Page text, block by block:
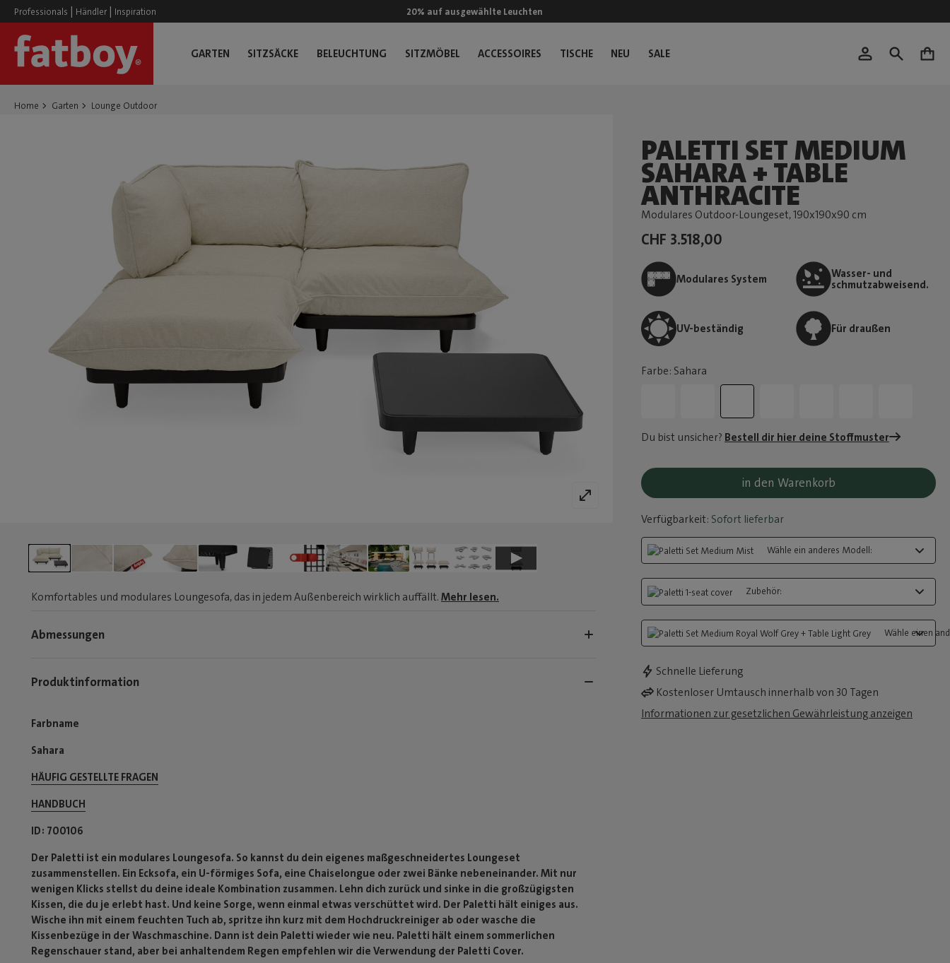
Professionals | Händler | Inspiration 20% auf ausgewählte Leuchten
GARTEN SITZSÄCKE BELEUCHTUNG SITZMÖBEL ACCESSOIRES TISCHE NEU SALE 0
Home Garten Lounge Outdoor
PALETTI SET MEDIUM
SAHARA + TABLE
ANTHRACITE
Modulares Outdoor-Loungeset, 190x190x90 cm
CHF 3.518,00
Modulares System
Wasser- und
schmutzabweisend.
UV-beständig Für draußen
Farbe: Sahara
Du bist unsicher? Bestell dir hier deine Stoffmuster
in den Warenkorb
Verfügbarkeit: Sofort lieferbar
Wähle ein anderes Modell:
Zubehör:
Wähle einen
Schnelle Lieferung
Kostenloser Umtausch innerhalb von 30 Tagen
Informationen zur gesetzlichen Gewährleistung anzeigen
Komfortables und modulares Loungesofa, das in jedem Außenbereich wirklich auffällt. Mehr lesen.
Abmessungen
Produktinformation
Farbname
Sahara
HÄUFIG GESTELLTE FRAGEN
HANDBUCH
ID 700106
Der Paletti ist ein modulares Loungesofa. So kannst du dein eigenes maßgeschneidertes Loungeset
zusammenstellen. Ein Ecksofa, ein U-förmiges Sofa, eine Chaiselongue oder zwei Bänke nebeneinander. Mit nur
wenigen Klicks stellst du deine ideale Kombination zusammen. Lehn dich zurück und sinke in die großzügigsten
Kissen, die du je erlebt hast. Und keine Sorge, wenn einmal etwas verschüttet wird. Der Paletti hält einiges aus.
Wische ihn mit einem feuchten Tuch ab, spritze ihn kurz mit dem Hochdruckreiniger ab oder wasche die
Kissenbezüge in der Waschmaschine. Dann ist dein Paletti wieder wie neu. Paletti hält einem sommerlichen
Regenschauer stand, aber bei anhaltendem Regen empfehlen wir die Verwendung der Paletti Cover.